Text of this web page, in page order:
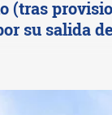
(tras
su salida